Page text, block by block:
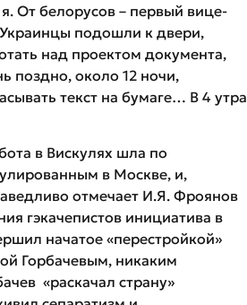
От белорусов – первый вице-
подошли к двери,
над проектом документа,
поздно, около 12 ночи,
текст на бумаге… В 4 утра
в Вискулях шла по
в Москве, и,
отмечает И.Я. Фроянов
гэкачепистов инициатива в
начатое «перестройкой»
Горбачевым, никаким
«раскачал страну»